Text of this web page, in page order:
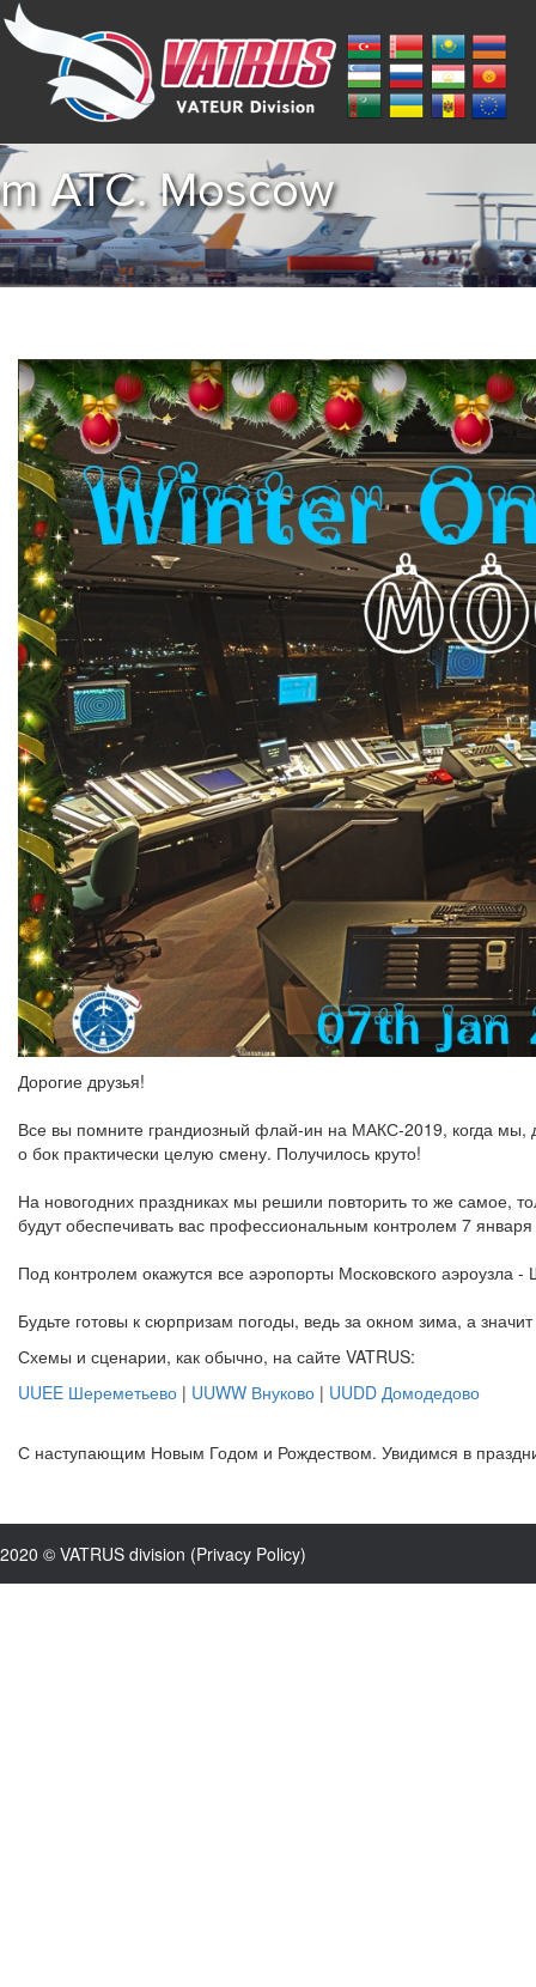
ATC. Moscow
Дорогие друзья!
Все вы помните грандиозный флай-ин на МАКС-2019, когда мы,
о бок практически целую смену. Получилось круто!
На новогодних праздниках мы решили повторить то же самое,
будут обеспечивать вас профессиональным контролем 7
Под контролем окажутся все аэропорты Московского аэроузла
Будьте готовы к сюрпризам погоды, ведь за окном зима, а
Схемы и сценарии, как обычно, на сайте VATRUS:
UUEE Шереметьево | UUWW Внуково | UUDD Домодедово
С наступающим Новым Годом и Рождеством. Увидимся в
2020 © VATRUS division (Privacy Policy)